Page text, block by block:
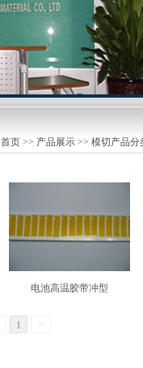
首页 >> 产品展示 >> 模切产品分
电池高温胶带冲型
1 <